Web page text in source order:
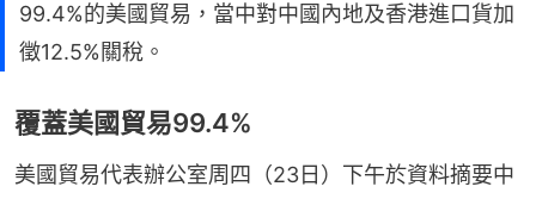
99.4%的美國貿易，當中對中國內地及香港進口貨加
徵12.5%關稅。
覆蓋美國貿易99.4%
美國貿易代表辦公室周四（23日）下午於資料摘要中